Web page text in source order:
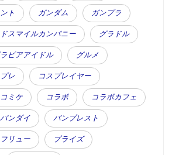
ト ガンダム ガンプラ
スマイルカンパニー グラドル
ビアアイドル グルメ
レ コスプレイヤー
コミケ コラボ コラボカフェ
バンダイ バンプレスト
フリュー プライズ